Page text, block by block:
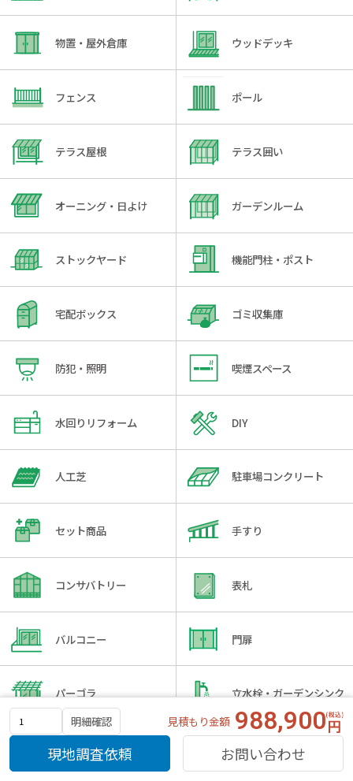
明細確認 見積もり金額 988,900
現地調査依頼 お問い合わせ
物置・屋外倉庫 ウッドデッキ
フェンス ポール
テラス屋根 テラス囲い
オーニング・日よけ ガーデンルーム
ストックヤード 機能門柱・ポスト
宅配ボックス ゴミ収集庫
防犯・照明 喫煙スペース
水回りリフォーム DIY
人工芝 駐車場コンクリート
セット商品 手すり
コンサバトリー 表札
バルコニー 門扉
パーゴラ 立水栓・ガーデンシンク
外構工事一式 アルミ温室